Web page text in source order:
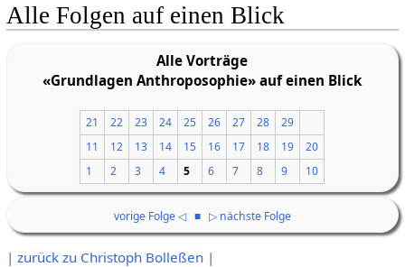
Alle Folgen auf einen Blick
Alle Vorträge
«Grundlagen Anthroposophie» auf einen Blick
21 22 23 24 25 26 27 28
29
11
12 13 14 15 16 17 18 19
20
1
2 3 4 5 6 7 8 9 10
vorige Folge ◁ ■ ▷ nächste Folge
| zurück zu Christoph Bolleßen |